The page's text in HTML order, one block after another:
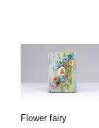
Flower fairy